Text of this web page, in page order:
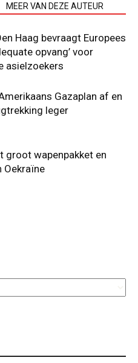
MEER VAN DEZE AUTEUR
Haag bevraagt Europees
opvang’ voor
asielzoekers
Gazaplan af en
leger
groot wapenpakket en
Oekraïne